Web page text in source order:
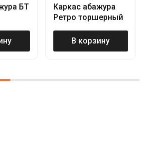
БТ
Каркас абажура
Ретро торшерный
В корзину